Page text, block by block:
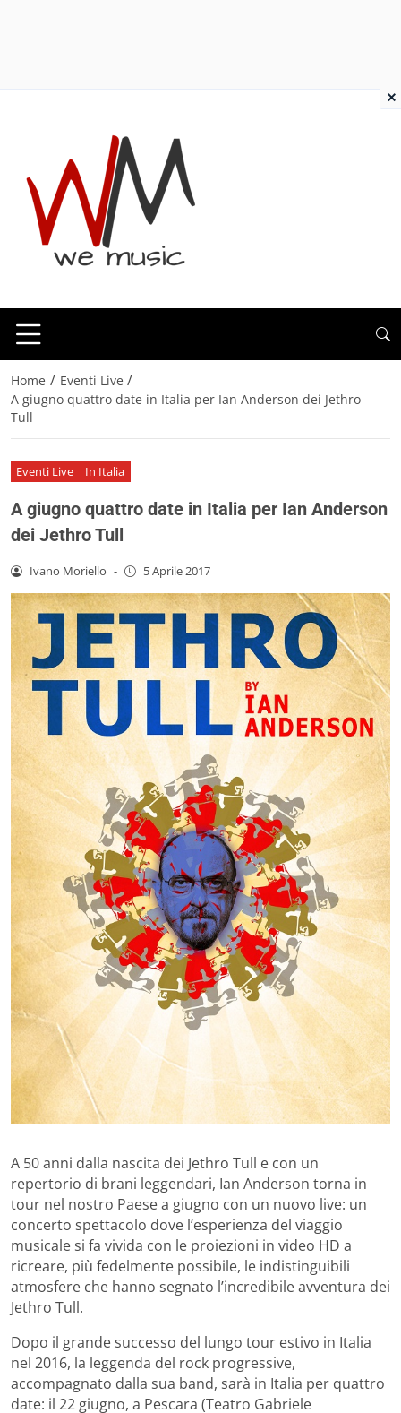
Home / Eventi Live /
A giugno quattro date in Italia per Ian Anderson dei Jethro
Tull
Eventi Live In Italia
A giugno quattro date in Italia per Ian Anderson
dei Jethro Tull
Ivano Moriello - 5 Aprile 2017
A 50 anni dalla nascita dei Jethro Tull e con un
repertorio di brani leggendari, Ian Anderson torna in
tour nel nostro Paese a giugno con un nuovo live: un
concerto spettacolo dove l’esperienza del viaggio
musicale si fa vivida con le proiezioni in video HD a
ricreare, più fedelmente possibile, le indistinguibili
atmosfere che hanno segnato l’incredibile avventura dei
Jethro Tull.
Dopo il grande successo del lungo tour estivo in Italia
nel 2016, la leggenda del rock progressive,
accompagnato dalla sua band, sarà in Italia per quattro
date: il 22 giugno, a Pescara (Teatro Gabriele
×